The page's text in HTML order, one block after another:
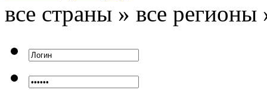
все страны » все регионы